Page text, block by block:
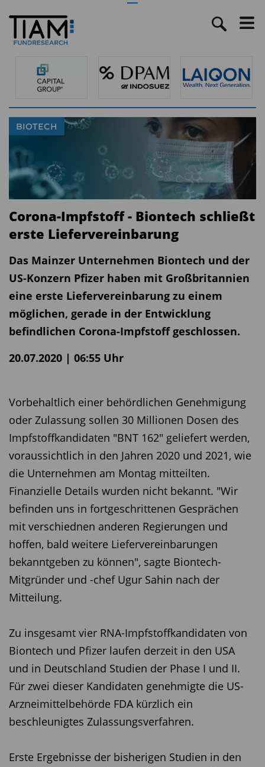
BIOTECH
Corona-Impfstoff - Biontech schließt
erste Liefervereinbarung
Das Mainzer Unternehmen Biontech und der
US-Konzern Pfizer haben mit Großbritannien
eine erste Liefervereinbarung zu einem
möglichen, gerade in der Entwicklung
befindlichen Corona-Impfstoff geschlossen.
20.07.2020 | 06:55 Uhr
Vorbehaltlich einer behördlichen Genehmigung
oder Zulassung sollen 30 Millionen Dosen des
Impfstoffkandidaten "BNT 162" geliefert werden,
voraussichtlich in den Jahren 2020 und 2021, wie
die Unternehmen am Montag mitteilten.
Finanzielle Details wurden nicht bekannt. "Wir
befinden uns in fortgeschrittenen Gesprächen
mit verschiednen anderen Regierungen und
hoffen, bald weitere Liefervereinbarungen
bekanntgeben zu können", sagte Biontech-
Mitgründer und -chef Ugur Sahin nach der
Mitteilung.
Zu insgesamt vier RNA-Impfstoffkandidaten von
Biontech und Pfizer laufen derzeit in den USA
und in Deutschland Studien der Phase I und II.
Für zwei dieser Kandidaten genehmigte die US-
Arzneimittelbehörde FDA kürzlich ein
beschleunigtes Zulassungsverfahren.
Erste Ergebnisse der bisherigen Studien in den